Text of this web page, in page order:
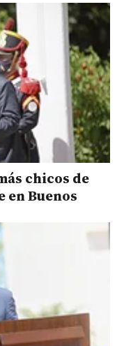
chicos de
en Buenos